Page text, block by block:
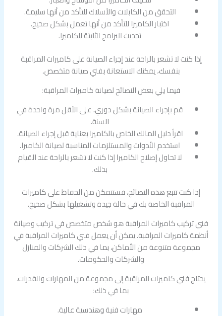
التحقق من الكابلات والأسلاك للتأكد من أنها سليمة.
اختبار الكاميرا للتأكد من أنها تعمل بشكل صحيح.
تحديث البرامج الثابتة للكاميرا.
إذا كنت لا تشعر بالراحة عند إجراء الصيانة على كاميرات المراقبة
بنفسك، يمكنك الاستعانة بفني صيانة متخصص.
فيما يلي بعض النصائح لصيانة كاميرات المراقبة:
قم بإجراء الصيانة بشكل دوري، على الأقل مرة واحدة في
السنة.
اقرأ دليل المالك الخاص بالكاميرا بعناية قبل إجراء الصيانة.
استخدم الأدوات والمستلزمات المناسبة لصيانة الكاميرا.
لا تحاول إصلاح الكاميرا إذا كنت لا تشعر بالراحة عند القيام
بذلك.
إذا كنت تتبع هذه النصائح، فستتمكن من الحفاظ على كاميرات
المراقبة الخاصة بك في حالة جيدة وتشغيلها بشكل صحيح.
فني تركيب كاميرات المراقبة هو شخص متخصص في تركيب وصيانة
أنظمة كاميرات المراقبة. يمكن أن يعمل فني كاميرات المراقبة في
مجموعة متنوعة من الأماكن، بما في ذلك الشركات والمنازل
والشركات والحكومات.
يحتاج فني كاميرات المراقبة إلى مجموعة من المهارات والقدرات،
بما في ذلك:
مهارات فنية وهندسية عالية.